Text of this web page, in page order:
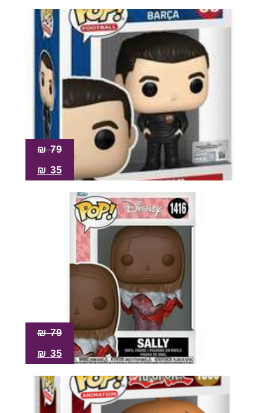
79
₪
35
₪
79
₪
35
₪